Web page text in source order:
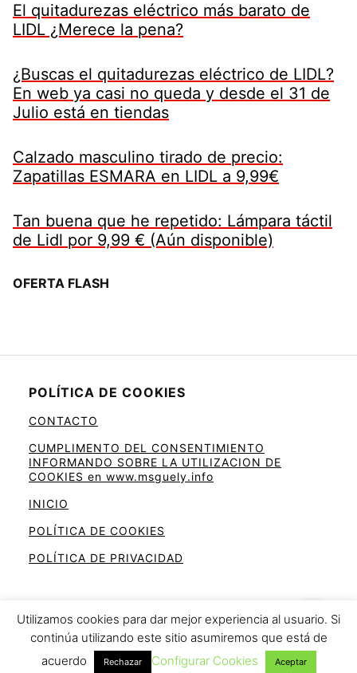
El quitadurezas eléctrico más barato de
LIDL ¿Merece la pena?
¿Buscas el quitadurezas eléctrico de LIDL?
En web ya casi no queda y desde el 31 de
Julio está en tiendas
Calzado masculino tirado de precio:
Zapatillas ESMARA en LIDL a 9,99€
Tan buena que he repetido: Lámpara táctil
de Lidl por 9,99 € (Aún disponible)
OFERTA FLASH
POLÍTICA DE COOKIES
CONTACTO
CUMPLIMENTO DEL CONSENTIMIENTO
INFORMANDO SOBRE LA UTILIZACION DE
COOKIES en www.msguely.info
INICIO
POLÍTICA DE COOKIES
POLÍTICA DE PRIVACIDAD
Ahorra en la cesta de la compra
Utilizamos cookies para dar mejor experiencia al usuario. Si
continúa utilizando este sitio asumiremos que está de
acuerdo
Rechazar Configurar Cookies Aceptar